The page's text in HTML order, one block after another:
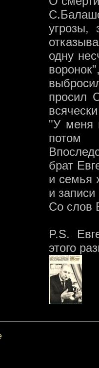
угрозы,
одну
просил
"У меня
потом
брат
и семья
и
Со слов
P.S.
этого